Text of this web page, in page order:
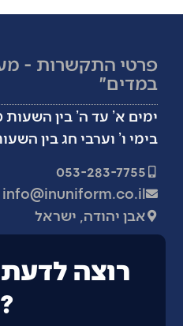
פרטי התקשרות -
במדים״
ימים א’ עד ה’ בין השעות 9:00 – 20:00
בימי ו’ וערבי חג בין השעות 9:00 –
053-283-7755
info@inuniform.co.il
אבן יהודה, ישראל
רוצה לדעת
?